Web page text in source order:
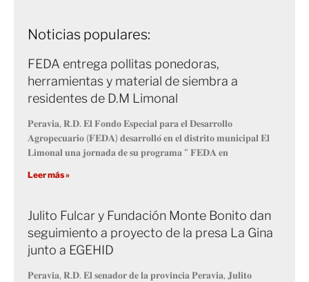
Noticias populares:
FEDA entrega pollitas ponedoras,
herramientas y material de siembra a
residentes de D.M Limonal
𝐏𝐞𝐫𝐚𝐯𝐢𝐚, 𝐑.𝐃. 𝐄𝐥 𝐅𝐨𝐧𝐝𝐨 𝐄𝐬𝐩𝐞𝐜𝐢𝐚𝐥 𝐩𝐚𝐫𝐚 𝐞𝐥 𝐃𝐞𝐬𝐚𝐫𝐫𝐨𝐥𝐥𝐨
𝐀𝐠𝐫𝐨𝐩𝐞𝐜𝐮𝐚𝐫𝐢𝐨 (𝐅𝐄𝐃𝐀) 𝐝𝐞𝐬𝐚𝐫𝐫𝐨𝐥𝐥𝐨́ 𝐞𝐧 𝐞𝐥 𝐝𝐢𝐬𝐭𝐫𝐢𝐭𝐨 𝐦𝐮𝐧𝐢𝐜𝐢𝐩𝐚𝐥 𝐄𝐥
𝐋𝐢𝐦𝐨𝐧𝐚𝐥 𝐮𝐧𝐚 𝐣𝐨𝐫𝐧𝐚𝐝𝐚 𝐝𝐞 𝐬𝐮 𝐩𝐫𝐨𝐠𝐫𝐚𝐦𝐚 “ 𝐅𝐄𝐃𝐀 𝐞𝐧
Leer más »
Julito Fulcar y Fundación Monte Bonito dan
seguimiento a proyecto de la presa La Gina
junto a EGEHID
𝐏𝐞𝐫𝐚𝐯𝐢𝐚, 𝐑.𝐃. 𝐄𝐥 𝐬𝐞𝐧𝐚𝐝𝐨𝐫 𝐝𝐞 𝐥𝐚 𝐩𝐫𝐨𝐯𝐢𝐧𝐜𝐢𝐚 𝐏𝐞𝐫𝐚𝐯𝐢𝐚, 𝐉𝐮𝐥𝐢𝐭𝐨